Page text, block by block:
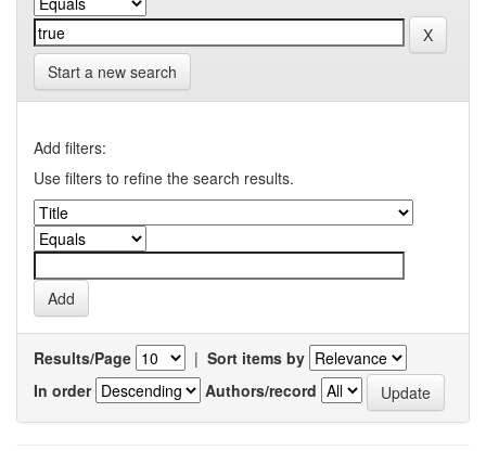
Start a new search
Add filters:
Use filters to refine the search results.
Results/Page | Sort items by
In order
Authors/record